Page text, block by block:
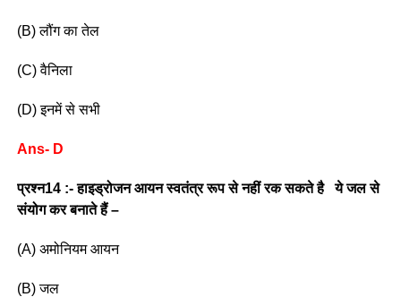
(B) लौंग का तेल
(C) वैनिला
(D) इनमें से सभी
Ans- D
प्रश्न14 :- हाइड्रोजन आयन स्वतंत्र रूप से नहीं रक सकते है ये जल से
संयोग कर बनाते हैं –
(A) अमोनियम आयन
(B) जल